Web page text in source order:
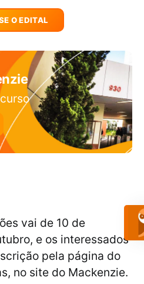
O EDITAL
vai de 10 de
e os interessados
pela página do
no site do Mackenzie.